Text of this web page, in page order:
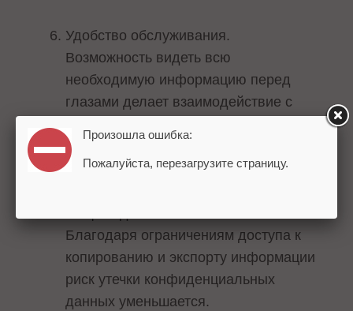
Удобство обслуживания.
Возможность видеть всю
необходимую информацию перед
глазами делает взаимодействие с
приятным для обеих сторон, ускоряя
процесс оформления заказа.
Благодаря ограничениям доступа к
копированию и экспорту информации
риск утечки конфиденциальных
данных уменьшается.
Произошла ошибка:
Пожалуйста, перезагрузите страницу.